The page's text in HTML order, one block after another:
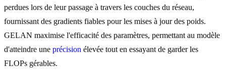
perdues lors de leur passage à travers les couches du réseau,
fournissant des gradients fiables pour les mises à jour des poids.
GELAN maximise l'efficacité des paramètres, permettant au modèle
d'atteindre une précision élevée tout en essayant de garder les
FLOPs gérables.